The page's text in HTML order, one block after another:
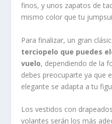
finos, y unos zapatos de
mismo color que tu
Para finalizar, un gran
terciopelo que puedes
vuelo, dependiendo de la
debes preocuparte ya que
elegante se adapta a tu
Los vestidos con
volantes serán los más